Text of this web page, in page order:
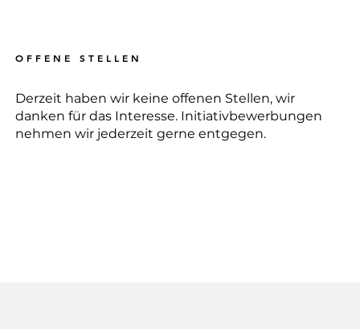
O F F E N E S T E L L E N
Derzeit haben wir keine offenen Stellen, wir
danken für das Interesse. Initiativbewerbungen
nehmen wir jederzeit gerne entgegen.